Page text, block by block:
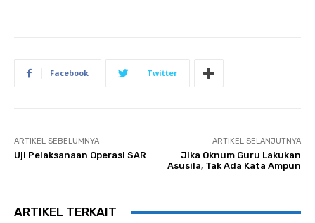
Facebook Twitter
ARTIKEL SEBELUMNYA
Uji Pelaksanaan Operasi SAR
ARTIKEL SELANJUTNYA
Jika Oknum Guru Lakukan
Asusila, Tak Ada Kata Ampun
ARTIKEL TERKAIT